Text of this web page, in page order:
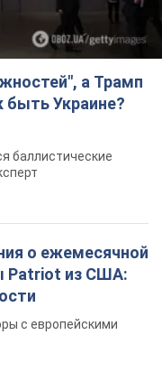
а Трамп
быть Украине?
баллистические
о ежемесячной
Patriot из США:
с европейскими